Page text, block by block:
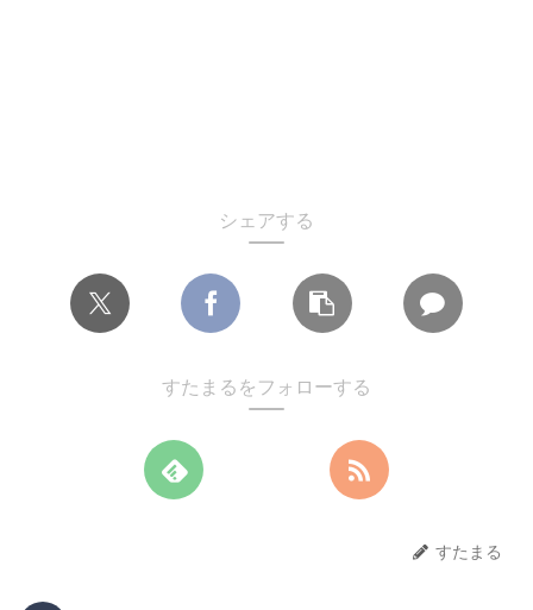
シェアする
すたまるをフォローする
すたまる